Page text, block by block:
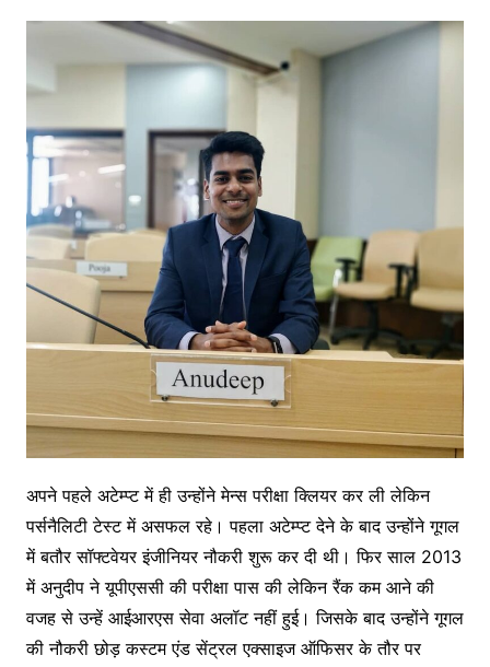
अपने पहले अटेम्प्ट में ही उन्होंने मेन्स परीक्षा क्लियर कर ली लेकिन
पर्सनैलिटी टेस्ट में असफल रहे। पहला अटेम्प्ट देने के बाद उन्होंने गूगल
में बतौर सॉफ्टवेयर इंजीनियर नौकरी शुरू कर दी थी। फिर साल 2013
में अनुदीप ने यूपीएससी की परीक्षा पास की लेकिन रैंक कम आने की
वजह से उन्हें आईआरएस सेवा अलॉट नहीं हुई। जिसके बाद उन्होंने गूगल
की नौकरी छोड़ कस्टम एंड सेंट्रल एक्साइज ऑफिसर के तौर पर